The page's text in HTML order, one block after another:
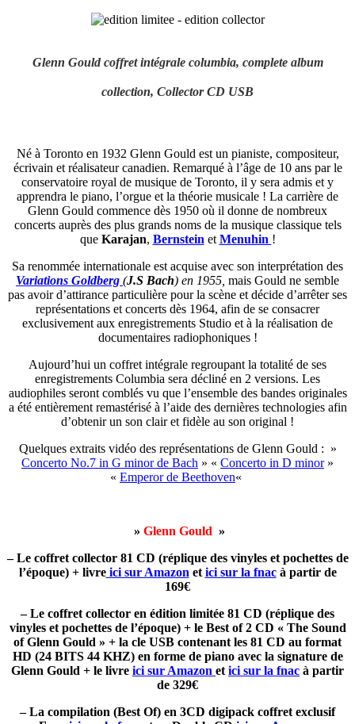
Glenn Gould coffret intégrale columbia, complete album
collection, Collector CD USB
Né à Toronto en 1932 Glenn Gould est un pianiste, compositeur,
écrivain et réalisateur canadien. Remarqué à l’âge de 10 ans par le
conservatoire royal de musique de Toronto, il y sera admis et y
apprendra le piano, l’orgue et la théorie musicale ! La carrière de
Glenn Gould commence dès 1950 où il donne de nombreux
concerts auprès des plus grands noms de la musique classique tels
que Karajan, Bernstein et Menuhin !
Sa renommée internationale est acquise avec son interprétation des
Variations Goldberg (J.S Bach) en 1955, mais Gould ne semble
pas avoir d’attirance particulière pour la scène et décide d’arrêter ses
représentations et concerts dès 1964, afin de se consacrer
exclusivement aux enregistrements Studio et à la réalisation de
documentaires radiophoniques !
Aujourd’hui un coffret intégrale regroupant la totalité de ses
enregistrements Columbia sera décliné en 2 versions. Les
audiophiles seront comblés vu que l’ensemble des bandes originales
a été entièrement remastérisé à l’aide des dernières technologies afin
d’obtenir un son clair et fidèle au son original !
Quelques extraits vidéo des représentations de Glenn Gould : »
Concerto No.7 in G minor de Bach » « Concerto in D minor»
« Emperor de Beethoven«
» Glenn Gould »
– Le coffret collector 81 CD (réplique des vinyles et pochettes de
l’époque) + livreici sur Amazon et ici sur la fnacà partir de
169€
– Le coffret collector en édition limitée 81 CD (réplique des
vinyles et pochettes de l’époque)+ le Best of 2 CD « The Sound
of Glenn Gould » + la cle USB contenant les 81 CD au format
HD (24 BITS 44 KHZ)en forme de piano avec la signature de
Glenn Gould + le livre ici sur Amazon et ici sur la fnac à partir
de 329€
– La compilation (Best Of) en 3CD digipack coffret exclusif